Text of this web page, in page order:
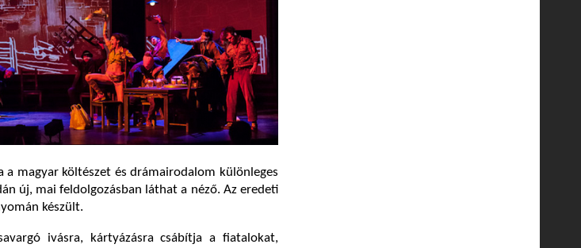
a magyar költészet és drámairodalom különleges
új, mai feldolgozásban láthat a néző. Az eredeti
készült.
ivásra, kártyázásra csábítja a fiatalokat,